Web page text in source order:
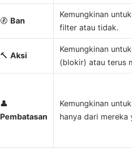
🚷 Ban
Kemungkinan
filter atau tidak.
🔨 Aksi
Kemungkinan
(blokir) atau terus
👤
Pembatasan
Kemungkinan
hanya dari mereka